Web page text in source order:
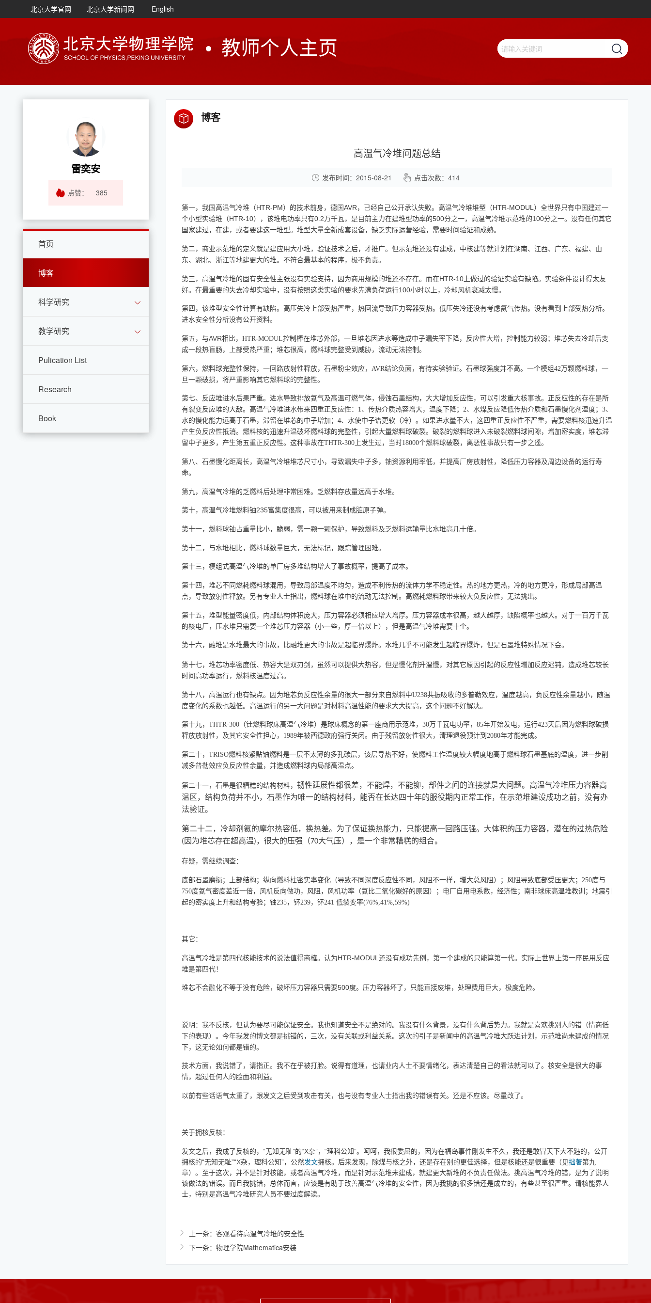
北京大学官网 北京大学新闻网 English
教师个人主页
雷奕安
点赞： 385
首页
博客
科学研究
教学研究
Pulication List
Research
Book
博客
高温气冷堆问题总结
发布时间：2015-08-21 点击次数：414
第一，我国高温气冷堆（HTR-PM）的技术前身，德国 AVR，已经自己公开承认失败。高温气冷堆堆型（HTR-MODUL）全世界只有中国建过一
个小型实验堆（HTR-10），该堆电功率只有0.2 万千瓦，是目前主力在建堆型功率的500分之一，高温气冷堆示范堆的100分之一。没有任何其它
国家建过，在建，或者要建这一堆型。堆型大量全新成套设备，缺乏实际运营经验，需要时间验证和成熟。
第二，商业示范堆的定义就是建应用大小堆，验证技术之后，才推广。但示范堆还没有建成，中核建等就计划在湖南、江西、广东、福建、山
东、湖北、浙江等地建更大的堆。不符合最基本的程序，极不负责。
第三，高温气冷堆的固有安全性主张没有实验支持，因为商用规模的堆还不存在。而在HTR-10 上做过的验证实验有缺陷。实验条件设计得太友
好。在最重要的失去冷却实验中，没有按照这类实验的要求先满负荷运行100小时以上， 冷却风机衰减太慢。
第四，该堆型安全性计算有缺陷。高压失冷上部受热严重，热回流导致压力容器受热。低压失冷还没有考虑氦气传热。没有看到上部受热分析。
进水安全性分析没有公开资料。
第五， 与AVR相比，HTR-MODUL控制棒在堆芯外部，一旦堆芯因进水等造成中子漏失率下降，反应性大增，控制能力较弱；堆芯失去冷却后变
成一段热盲肠，上部受热严重；堆芯很高，燃料球完整受到威胁，流动无法控制。
第六，燃料球完整性保持，一回路放射性释放，石墨粉尘效应，AVR结论负面，有待实验验证。石墨球强度并不高。一个模组42万颗燃料球，一
旦一颗破损，将严重影响其它燃料球的完整性。
第七、反应堆进水后果严重。进水导致排放氦气及高温可燃气体，侵蚀石墨结构，大大增加反应性，可以引发重大核事故。正反应性的存在是所
有裂变反应堆的大敌。高温气冷堆进水带来四重正反应性：1、传热介质热容增大，温度下降；2、水煤反应降低传热介质和石墨慢化剂温度；3、
水的慢化能力远高于石墨，滞留在堆芯的中子增加；4、水使中子谱更软（冷）。如果进水量不大，这四重正反应性不严重，需要燃料核迅速升温
产生负反应性抵消。燃料核的迅速升温破坏燃料球的完整性，引起大量燃料球破裂。破裂的燃料球进入未破裂燃料球间隙，增加密实度，堆芯滞
留中子更多，产生第五重正反应性。这种事故在THTR-300上发生过，当时18000个燃料球破裂，离恶性事故只有一步之遥。
第八、石墨慢化距离长，高温气冷堆堆芯尺寸小，导致漏失中子多， 铀资源利用率低，并提高厂房放射性，降低压力容器及周边设备的运行寿
命。
第九，高温气冷堆的乏燃料后处理非常困难。 乏燃料存放量远高于水堆。
第十，高温气冷堆燃料铀235富集度很高，可以被用来制成脏原子弹。
第十一，燃料球铀占重量比小，脆弱，需一颗一颗保护，导致燃料及乏燃料运输量比水堆高几十倍。
第十二，与水堆相比，燃料球数量巨大，无法标记，跟踪管理困难。
第十三，模组式高温气冷堆的单厂房多堆结构增大了事故概率，提高了成本。
第十四，堆芯不同燃耗燃料球混用，导致局部温度不均匀，造成不利传热的流体力学不稳定性。热的地方更热，冷的地方更冷，形成局部高温
点，导致放射性释放。另有专业人士指出，燃料球在堆中的流动无法控制。高燃耗燃料球带来较大负反应性，无法挑出。
第十五，堆型能量密度低，内部结构体积庞大，压力容器必须相应增大增厚。压力容器成本很高，越大越厚，缺陷概率也越大。对于一百万千瓦
的核电厂，压水堆只需要一个堆芯压力容器（小一些，厚一倍以上），但是高温气冷堆需要十个。
第十六， 融堆是水堆最大的事故，比融堆更大的事故是超临界爆炸。水堆几乎不可能发生超临界爆炸，但是石墨堆特殊情况下会。
第十七，堆芯功率密度低、热容大是双刃剑，虽然可以提供大热容，但是慢化剂升温慢，对其它原因引起的反应性增加反应迟钝，造成堆芯较长
时间高功率运行，燃料核温度过高。
第十八，高温运行也有缺点。因为堆芯负反应性余量的很大一部分来自燃料中U238共振吸收的多普勒效应，温度越高，负反应性余量越小，随温
度变化的系数也越低。高温运行的另一大问题是对材料高温性能的要求大大提高，这个问题不好解决。
第十九，THTR-300（钍燃料球床高温气冷堆）是球床概念的第一座商用示范堆，30万千瓦电功率，85年开始发电，运行423天后因为燃料球破损
释放放射性，及其它安全性担心，1989年被西德政府强行关闭。由于残留放射性很大，清理退役预计到2080年才能完成。
第二十，TRISO燃料核紧贴铀燃料是一层不太薄的多孔碳层，该层导热不好，使燃料工作温度较大幅度地高于燃料球石墨基底的温度，进一步削
减多普勒效应负反应性余量，并造成燃料球内局部高温点。
第二十一，石墨是很糟糕的结构材料， 韧性延展性都很差，不能焊，不能铆，部件之间的连接就是大问题。高温气冷堆压力容器高
温区，结构负荷并不小，石墨作为唯一的结构材料，能否在长达四十年的服役期内正常工作，在示范堆建设成功之前，没有办
法验证。
第二十二， 冷却剂氦的摩尔热容低，换热差。为了保证换热能力，只能提高一回路压强。大体积的压力容器，潜在的过热危险
( 因为堆芯存在超高温)，很大的压强（70大气压），是一个非常糟糕的组合。
存疑，需继续调查：
底部石墨磨损；上部结构；纵向燃料柱密实率变化（导致不同深度反应性不同，风阻不一样，增大总风阻）；风阻导致底部受压更大；250度与
750度氦气密度差近一倍，风机反向做功，风阻，风机功率（氦比二氧化碳好的原因）；电厂自用电系数，经济性；南非球床高温堆教训；地震引
起的密实度上升和结构考验；铀235，钚239，钚241 低裂变率(76%,41%,59%)
其它：
高温气冷堆是第四代核能技术的说法值得商榷。认为HTR-MODUL还没有成功先例，第一个建成的只能算第一代。实际上世界上第一座民用反应
堆是第四代！
堆芯不会融化不等于没有危险，破坏压力容器只需要500度。压力容器坏了，只能直接废堆，处理费用巨大，极度危险。
说明：我不反核，但认为要尽可能保证安全。我也知道安全不是绝对的。我没有什么背景，没有什么背后势力。我就是喜欢挑别人的错（情商低
下的表现）。今年我发的博文都是挑错的，三次，没有关联或利益关系。这次的引子是新闻中的高温气冷堆大跃进计划，示范堆尚未建成的情况
下，这无论如何都是错的。
技术方面，我说错了，请指正。我不在乎被打脸。说得有道理，也请业内人士不要情绪化，表达清楚自己的看法就可以了。核安全是很大的事
情，超过任何人的脸面和利益。
以前有些话语气太重了，跟发文之后受到攻击有关，也与没有专业人士指出我的错误有关。还是不应该。尽量改了。
关于拥核反核：
发文之后，我成了反核的，“无知无耻”的“X杂”，“理科公知”。呵呵，我很委屈的，因为在福岛事件刚发生不久，我还是敢冒天下大不韪的，公开
拥核的“无知无耻”“X杂，理科公知”，公然发文拥核。后来发现，除煤与核之外，还是存在别的更佳选择，但是核能还是很重要（见拙著第九
章）。至于这次，并不是针对核能，或者高温气冷堆，而是针对示范堆未建成，就建更大新堆的不负责任做法。挑高温气冷堆的错，是为了说明
该做法的错误。而且我挑错，总体而言，应该是有助于改善高温气冷堆的安全性，因为我挑的很多错还是成立的，有些甚至很严重。请核能界人
士，特别是高温气冷堆研究人员不要过度解读。
上一条：客观看待高温气冷堆的安全性
下一条：物理学院Mathematica安装